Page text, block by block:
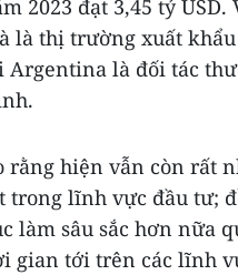
2023 đạt 3,45 tỷ
là thị trường xuất
Argentina là đối tác
rằng hiện vẫn còn rất
trong lĩnh vực đầu tư;
làm sâu sắc hơn nữa
gian tới trên các lĩnh